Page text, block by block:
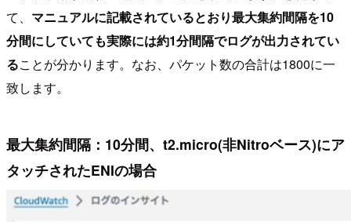
て、 マニュアルに記載されているとおり最大集約間隔を10
分間にしていても実際には約1分間隔でログが出力されてい
ることが分かります。なお、パケット数の合計は1800に一
致します。
最大集約間隔：10分間、t2.micro(非Nitroベース)にア
タッチされたENIの場合